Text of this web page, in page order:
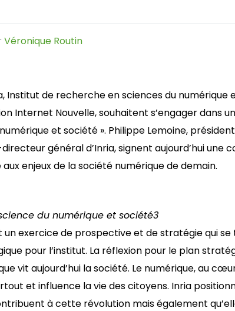
Véronique Routin
Institut de recherche en sciences du numérique
Internet Nouvelle, souhaitent s’engager dans
et société ». Philippe Lemoine,
général d’Inria, signent aujourd’hui une
enjeux de la société numérique de demain.
du numérique et société3
exercice de prospective et de stratégie qui
pour l’institut. La réflexion pour le plan
vit aujourd’hui la société. Le numérique, au
et influence la vie des citoyens. Inria
à cette révolution mais également